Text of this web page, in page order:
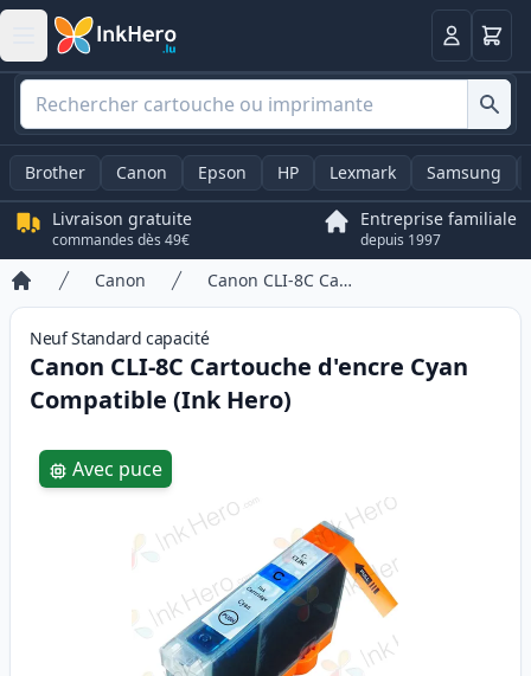
Panier
Brother Canon Epson HP Lexmark Samsung
Livraison gratuite
commandes dès 49€
Entreprise familiale
depuis 1997
Accueil
Canon Canon CLI-8C Cartouche d'encre Cyan Compatible (Ink Hero)
NeufStandard capacité
Canon CLI-8C Cartouche d'encre Cyan
Compatible (Ink Hero)
Product information
Avec puce